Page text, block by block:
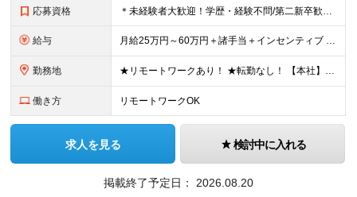
応募資格 ＊未経験者大歓迎！学歴・経験不問/第二新卒歓迎/WEB面接可能＊ ▼未経験歓迎＆完全ポテンシャル採用！▼ 基礎のキソから学べる研修があるので経験は一切不問！ 面接では「あなたの想い」を教えてくださ
給与 月給25万円～60万円＋諸手当＋インセンティブ ★Point 100％年収UPでの待遇提示も可能！ ※経験者であれば、100%年収アップも実現可能です。 【インセンティブについて】 プロジェクト報
勤務地 ★リモートワークあり！ ★転勤なし！ 【本社】東京都港区西新橋２丁目４−３ プロス西新橋ビル６階 【プロジェクト先】東京都・神奈川県・千葉県・埼玉など多数！ ※希望を考慮の上、配属プロジェクトを決
働き方 リモートワークOK
求人を見る 検討中に入れる
掲載終了予定日： 2026.08.20